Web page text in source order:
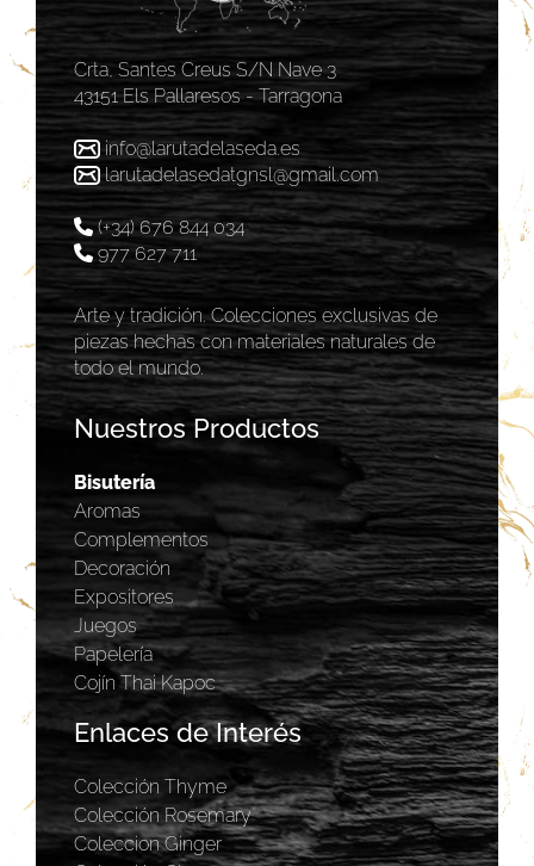
Crta, Santes Creus S/N Nave 3
43151 Els Pallaresos - Tarragona
info@larutadelaseda.es
larutadelasedatgnsl@gmail.com
(+34) 676 844 034
977 627 711
Arte y tradición. Colecciones exclusivas de
piezas hechas con materiales naturales de
todo el mundo.
Nuestros Productos
Bisutería
Aromas
Complementos
Decoración
Expositores
Juegos
Papelería
Cojín Thai Kapoc
Enlaces de Interés
Colección Thyme
Colección Rosemary
Coleccion Ginger